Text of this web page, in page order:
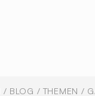
/ BLOG / THEMEN /